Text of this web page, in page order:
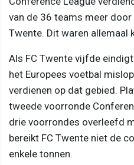
van de 36 teams meer door
Twente. Dit waren allemaal
Als FC Twente vijfde
het Europees voetbal
verdienen op dat gebied.
tweede voorronde
drie voorrondes overleefd
bereikt FC Twente niet de
enkele tonnen.